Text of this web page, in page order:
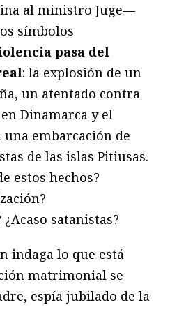
al ministro Juge—
símbolos
pasa del
: la explosión de un
un atentado contra
Dinamarca y el
embarcación de
de las islas Pitiusas.
estos hechos?
satanistas?
indaga lo que está
matrimonial se
espía jubilado de la